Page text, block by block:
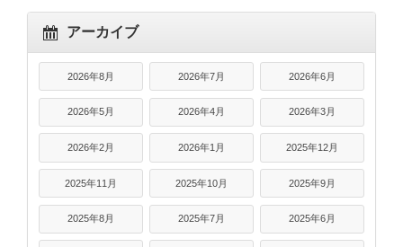
アーカイブ
2026年8月 2026年7月 2026年6月
2026年5月 2026年4月 2026年3月
2026年2月 2026年1月 2025年12月
2025年11月 2025年10月 2025年9月
2025年8月 2025年7月 2025年6月